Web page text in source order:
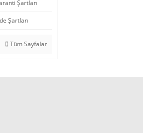
Şartları
Şartları
Tüm Sayfalar